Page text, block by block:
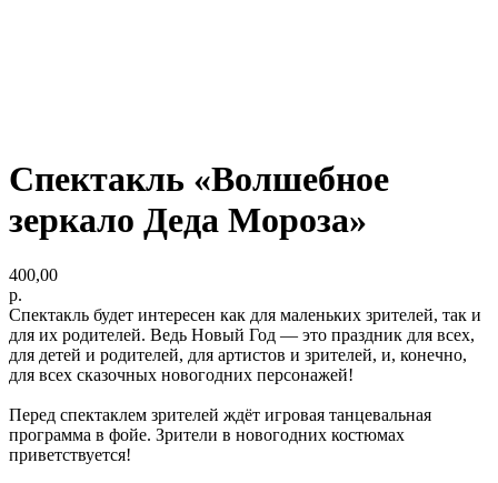
Спектакль «Волшебное
зеркало Деда Мороза»
400,00
р.
Спектакль будет интересен как для маленьких зрителей, так и
для их родителей. Ведь Новый Год — это праздник для всех,
для детей и родителей, для артистов и зрителей, и, конечно,
для всех сказочных новогодних персонажей!
Перед спектаклем зрителей ждёт игровая танцевальная
программа в фойе. Зрители в новогодних костюмах
приветствуется!